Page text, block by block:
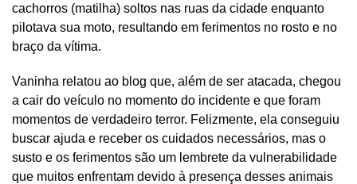
cachorros (matilha) soltos nas ruas da cidade enquanto
pilotava sua moto, resultando em ferimentos no rosto e no
braço da vítima.
Vaninha relatou ao blog que, além de ser atacada, chegou
a cair do veículo no momento do incidente e que foram
momentos de verdadeiro terror. Felizmente, ela conseguiu
buscar ajuda e receber os cuidados necessários, mas o
susto e os ferimentos são um lembrete da vulnerabilidade
que muitos enfrentam devido à presença desses animais